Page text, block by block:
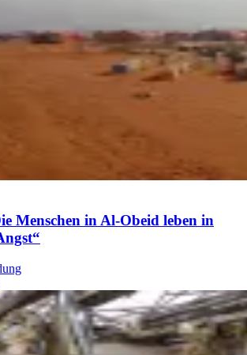
Menschen in Al-Obeid leben in